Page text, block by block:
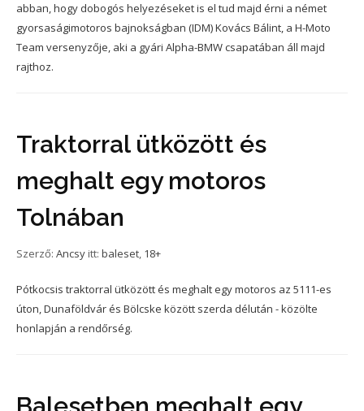
abban, hogy dobogós helyezéseket is el tud majd érni a német
gyorsaságimotoros bajnokságban (IDM) Kovács Bálint, a H-Moto
Team versenyzője, aki a gyári Alpha-BMW csapatában áll majd
rajthoz.
Traktorral ütközött és
meghalt egy motoros
Tolnában
Szerző: Ancsy itt: baleset, 18+
Pótkocsis traktorral ütközött és meghalt egy motoros az 5111-es
úton, Dunaföldvár és Bölcske között szerda délután - közölte
honlapján a rendőrség.